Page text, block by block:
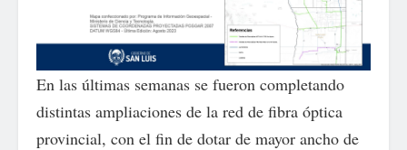
En las últimas semanas se fueron completando
distintas ampliaciones de la red de fibra óptica
provincial, con el fin de dotar de mayor ancho de